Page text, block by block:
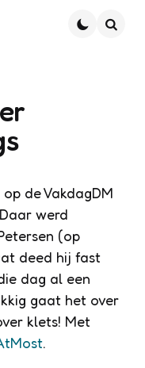
de VakdagDM
werd
(op
deed hij fast
dag al een
gaat het over
klets! Met
.